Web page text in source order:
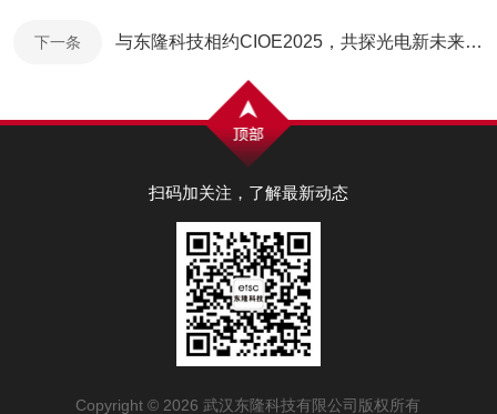
下一条 与东隆科技相约CIOE2025，共探光电新未来｜深圳见
扫码加关注，了解最新动态
Copyright © 2026 武汉东隆科技有限公司版权所有